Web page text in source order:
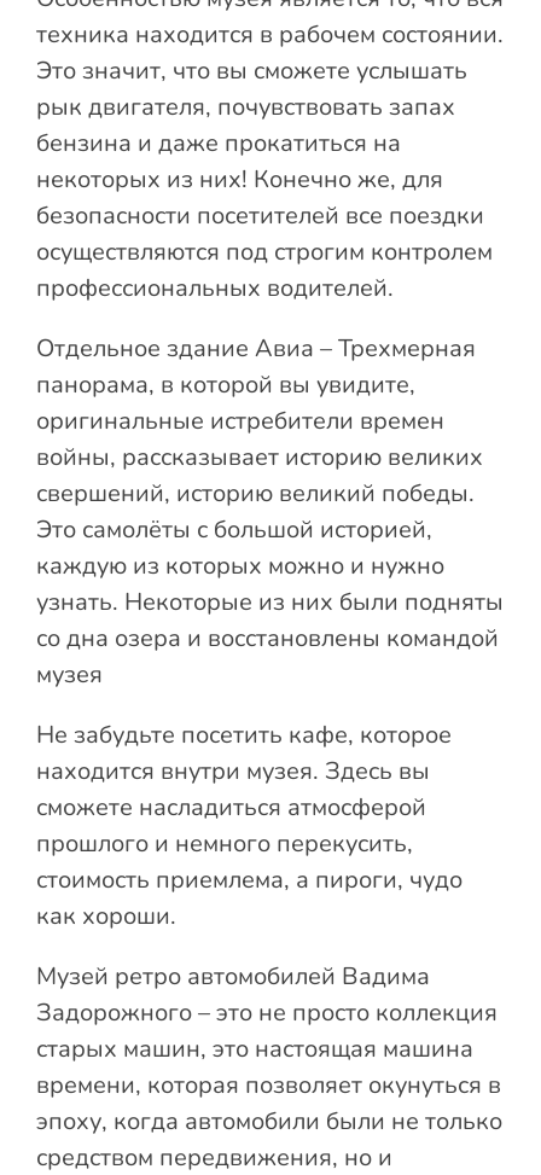
техника находится в рабочем состоянии.
Это значит, что вы сможете услышать
рык двигателя, почувствовать запах
бензина и даже прокатиться на
некоторых из них! Конечно же, для
безопасности посетителей все поездки
осуществляются под строгим контролем
профессиональных водителей.
Отдельное здание Авиа – Трехмерная
панорама, в которой вы увидите,
оригинальные истребители времен
войны, рассказывает историю великих
свершений, историю великий победы.
Это самолёты с большой историей,
каждую из которых можно и нужно
узнать. Некоторые из них были подняты
со дна озера и восстановлены командой
музея
Не забудьте посетить кафе, которое
находится внутри музея. Здесь вы
сможете насладиться атмосферой
прошлого и немного перекусить,
стоимость приемлема, а пироги, чудо
как хороши.
Музей ретро автомобилей Вадима
Задорожного – это не просто коллекция
старых машин, это настоящая машина
времени, которая позволяет окунуться в
эпоху, когда автомобили были не только
средством передвижения, но и